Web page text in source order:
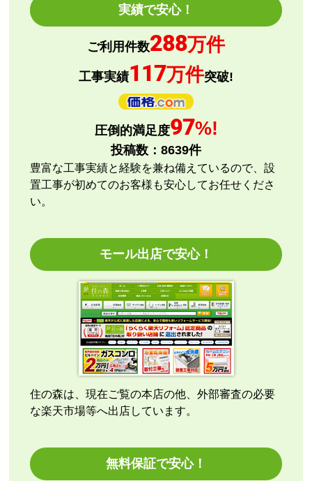
商品の梱包は必要十分なものでしたか？
またこのショップを利用したいですか？
【注文商品】エアコン・クーラー 【注文
時期】2026年08月頃
【このショップを選んだ理由は？】
評価と価格
【その他感想・コメント】
エアコン本体の購入のみ（工事無し）でしたが、連絡
も早く安心して購入できました。
こちらの都合で、最短でお届けいただくようご依頼。
施工業者への連絡の都合上、何度かメールをさせてい
ただきましたが、連絡も早く安心して購入させていた
だくことができました。
kazumorimoriさん
欲しい商品をスムーズに注文できましたか？
実績で安心！
ご利用件数288万件
工事実績117万件突破!
圧倒的満足度97%!
投稿数： 8639件
豊富な工事実績と経験を兼ね備えているので、設
置工事が初めてのお客様も安心してお任せくださ
い。
モール出店で安心！
住の森は、現在ご覧の本店の他、外部審査の必要
な楽天市場等へ出店しています。
無料保証で安心！